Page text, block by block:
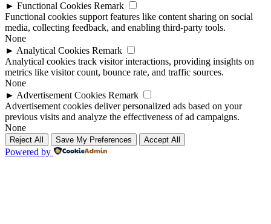
► Functional Cookies Remark
Functional cookies support features like content sharing on social
media, collecting feedback, and enabling third-party tools.
None
► Analytical Cookies Remark
Analytical cookies track visitor interactions, providing insights on
metrics like visitor count, bounce rate, and traffic sources.
None
► Advertisement Cookies Remark
Advertisement cookies deliver personalized ads based on your
previous visits and analyze the effectiveness of ad campaigns.
None
Reject All Save My Preferences Accept All
Powered by